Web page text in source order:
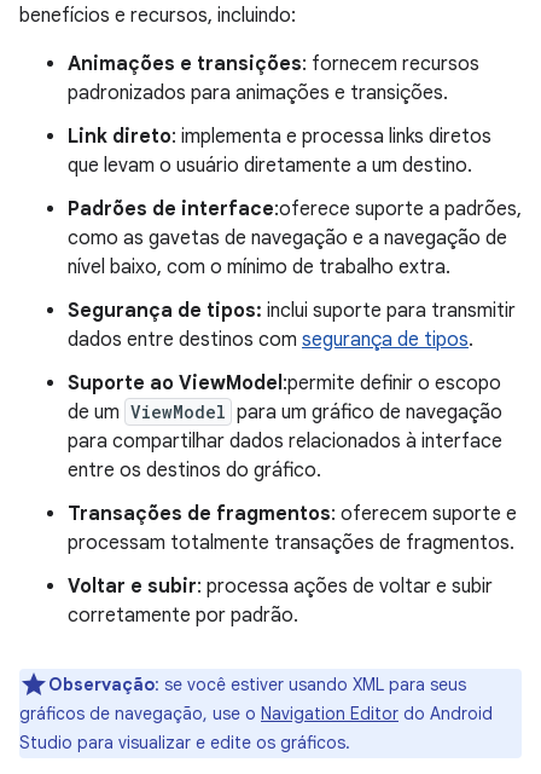
benefícios e recursos, incluindo:
Animações e transições: fornecem recursos
padronizados para animações e transições.
Link direto: implementa e processa links diretos
que levam o usuário diretamente a um destino.
Padrões de interface:oferece suporte a padrões,
como as gavetas de navegação e a navegação de
nível baixo, com o mínimo de trabalho extra.
Segurança de tipos: inclui suporte para transmitir
dados entre destinos com segurança de tipos.
Suporte ao ViewModel:permite definir o escopo
de um ViewModel para um gráfico de navegação
para compartilhar dados relacionados à interface
entre os destinos do gráfico.
Transações de fragmentos: oferecem suporte e
processam totalmente transações de fragmentos.
Voltar e subir: processa ações de voltar e subir
corretamente por padrão.
Observação: se você estiver usando XML para seus
gráficos de navegação, use o Navigation Editor do Android
Studio para visualizar e edite os gráficos.